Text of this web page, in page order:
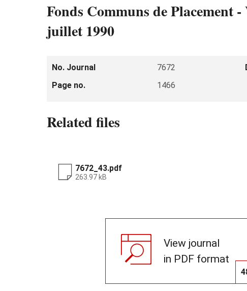
Fonds Communs de Placement
juillet 1990
No. Journal 7672
Page no.
1466
Related files
7672_43.pdf
263.97 kB
View journal
in PDF format